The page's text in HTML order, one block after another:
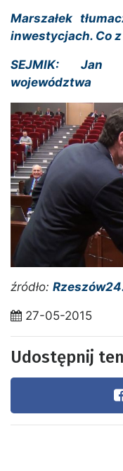
Marszałek
inwestycjach. Co
SEJMIK: Jan
województwa
źródło:
27-05-2015
Udostępnij